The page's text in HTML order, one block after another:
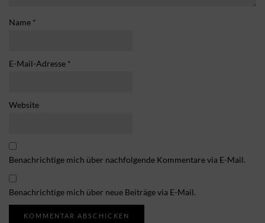
Name *
E-Mail-Adresse *
Website
Benachrichtige mich über nachfolgende Kommentare via E-Mail.
Benachrichtige mich über neue Beiträge via E-Mail.